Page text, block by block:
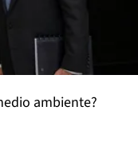
ambiente?